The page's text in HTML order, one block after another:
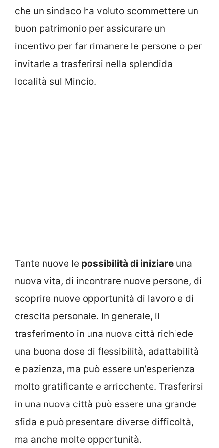
che un sindaco ha voluto scommettere un
buon patrimonio per assicurare un
incentivo per far rimanere le persone o per
invitarle a trasferirsi nella splendida
località sul Mincio.
Tante nuove le possibilità di iniziare una
nuova vita, di incontrare nuove persone, di
scoprire nuove opportunità di lavoro e di
crescita personale. In generale, il
trasferimento in una nuova città richiede
una buona dose di flessibilità, adattabilità
e pazienza, ma può essere un’esperienza
molto gratificante e arricchente. Trasferirsi
in una nuova città può essere una grande
sfida e può presentare diverse difficoltà,
ma anche molte opportunità.